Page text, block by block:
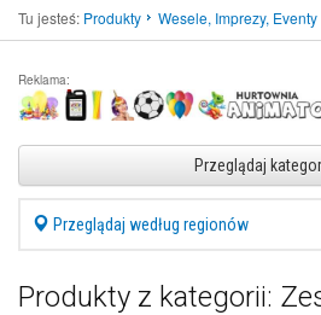
Tu jesteś: Produkty Wesele, Imprezy, Eventy
Reklama:
Przeglądaj
Przeglądaj według regionów
Produkty z kategorii: